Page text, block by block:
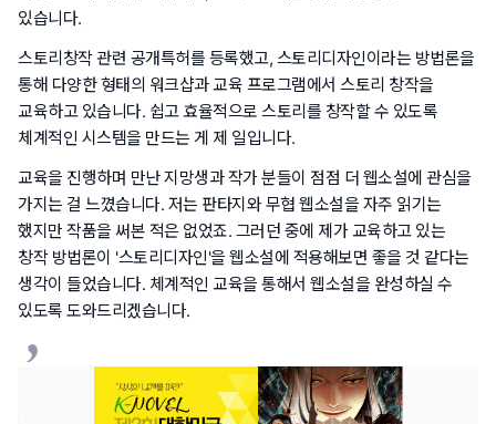
있습니다.
스토리창작 관련 공개특허를 등록했고, 스토리디자인이라는 방법론을
통해 다양한 형태의 워크샵과 교육 프로그램에서 스토리 창작을
교육하고 있습니다. 쉽고 효율적으로 스토리를 창작할 수 있도록
체계적인 시스템을 만드는 게 제 일입니다.
교육을 진행하며 만난 지망생과 작가 분들이 점점 더 웹소설에 관심을
가지는 걸 느꼈습니다. 저는 판타지와 무협 웹소설을 자주 읽기는
했지만 작품을 써본 적은 없었죠. 그러던 중에 제가 교육하고 있는
창작 방법론이 '스토리디자인'을 웹소설에 적용해보면 좋을 것 같다는
생각이 들었습니다. 체계적인 교육을 통해서 웹소설을 완성하실 수
있도록 도와드리겠습니다.